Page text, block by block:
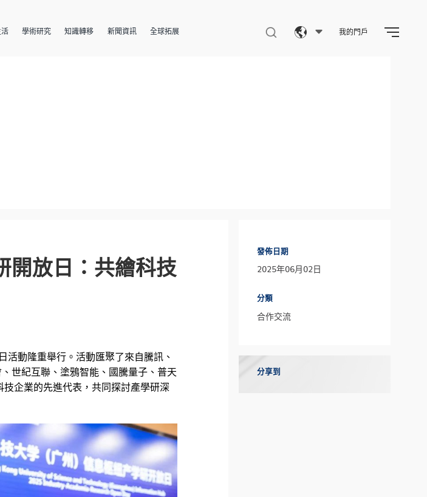
學術研究 知識轉移 新聞資訊 全球拓展 我的門戶
開放日：共繪科技
動隆重舉行。活動匯聚了來自騰訊、
世紀互聯、塗鴉智能、國騰量子、普天
企業的先進代表，共同探討產學研深
發佈日期
2025年06月02日
分類
合作交流
分享到